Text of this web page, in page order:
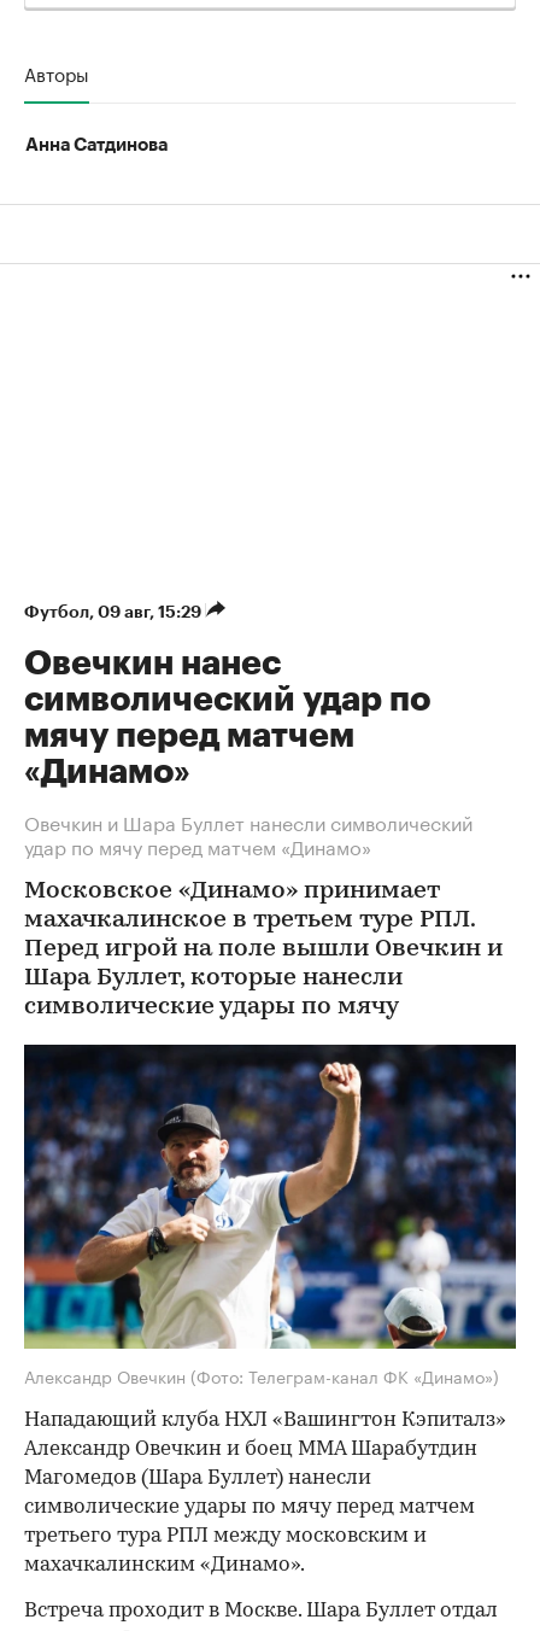
Авторы
Анна Сатдинова
Футбол⁠, 09 авг, 15:29
Овечкин нанес
символический удар по
мячу перед матчем
«Динамо»
Овечкин и Шара Буллет нанесли символический
удар по мячу перед матчем «Динамо»
Московское «Динамо» принимает
махачкалинское в третьем туре РПЛ.
Перед игрой на поле вышли Овечкин и
Шара Буллет, которые нанесли
символические удары по мячу
Александр Овечкин (Фото: Телеграм-канал ФК «Динамо»)
Нападающий клуба НХЛ «Вашингтон Кэпиталз»
Александр Овечкин и боец ММА Шарабутдин
Магомедов (Шара Буллет) нанесли
символические удары по мячу перед матчем
третьего тура РПЛ между московским и
махачкалинским «Динамо».
Встреча проходит в Москве. Шара Буллет отдал